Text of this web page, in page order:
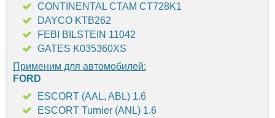
CONTINENTAL CTAM CT728K1
DAYCO KTB262
FEBI BILSTEIN 11042
GATES K035360XS
Применим для автомобилей:
FORD
ESCORT (AAL, ABL) 1.6
ESCORT Turnier (ANL) 1.6